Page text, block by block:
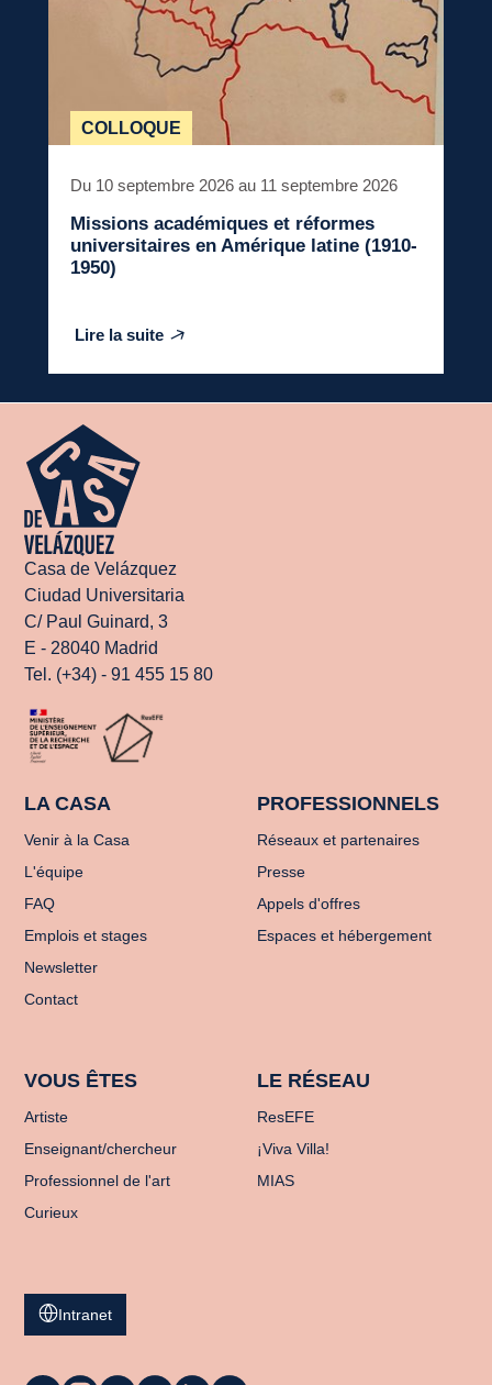
COLLOQUE
Du 10 septembre 2026 au 11 septembre 2026
Missions académiques et réformes
universitaires en Amérique latine (1910-
1950)
Lire la suite
Casa de Velázquez
Ciudad Universitaria
C/ Paul Guinard, 3
E - 28040 Madrid
Tel. (+34) - 91 455 15 80
LA CASA
Venir à la Casa
L'équipe
FAQ
Emplois et stages
Newsletter
Contact
PROFESSIONNELS
Réseaux et partenaires
Presse
Appels d'offres
Espaces et hébergement
VOUS ÊTES
Artiste
Enseignant/chercheur
Professionnel de l'art
Curieux
LE RÉSEAU
ResEFE
¡Viva Villa!
MIAS
Intranet